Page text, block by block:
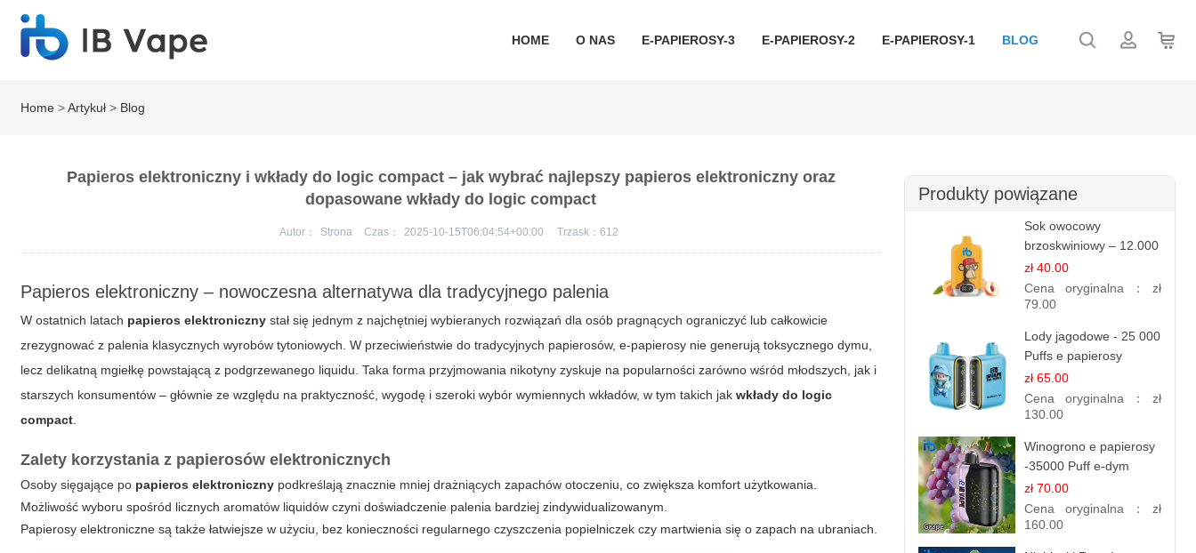
HOME O NAS E-PAPIEROSY-3 E-PAPIEROSY-2 E-PAPIEROSY-1 BLOG
Home >Artykuł > Blog
Papieros elektroniczny i wkłady do logic compact – jak wybrać najlepszy papieros elektroniczny oraz
dopasowane wkłady do logic compact
Autor： Strona Czas： 2025-10-15T06:04:54+00:00 Trzask： 612
Papieros elektroniczny – nowoczesna alternatywa dla tradycyjnego palenia
W ostatnich latach papieros elektroniczny stał się jednym z najchętniej wybieranych rozwiązań dla osób pragnących ograniczyć lub całkowicie
zrezygnować z palenia klasycznych wyrobów tytoniowych. W przeciwieństwie do tradycyjnych papierosów, e-papierosy nie generują toksycznego dymu,
lecz delikatną mgiełkę powstającą z podgrzewanego liquidu. Taka forma przyjmowania nikotyny zyskuje na popularności zarówno wśród młodszych, jak i
starszych konsumentów – głównie ze względu na praktyczność, wygodę i szeroki wybór wymiennych wkładów, w tym takich jakwkłady do logic
compact
Zalety korzystania z papierosów elektronicznych
Osoby sięgające po papieros elektroniczny podkreślają znacznie mniej drażniących zapachów otoczeniu, co zwiększa komfort użytkowania.
Możliwość wyboru spośród licznych aromatów liquidów czyni doświadczenie palenia bardziej zindywidualizowanym.
Papierosy elektroniczne są także łatwiejsze w użyciu, bez konieczności regularnego czyszczenia popielniczek czy martwienia się o zapach na ubraniach.
Produkty powiązane
Sok owocowy
brzoskwiniowy – 12.000
zaciągnięć – e
papierosy jednorazowe
zł 40.00
Cena oryginalna： zł
79.00
Lody jagodowe - 25 000
Puffs e papierosy
jednorazowe
zł 65.00
Cena oryginalna： zł
130.00
Winogrono e papierosy
-35000 Puff e-dym
zł 70.00
Cena oryginalna： zł
160.00